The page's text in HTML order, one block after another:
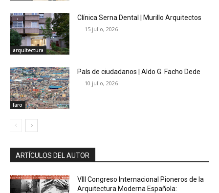
arquitectura
Clínica Serna Dental | Murillo Arquitectos
15 julio, 2026
faro
País de ciudadanos | Aldo G. Facho Dede
10 julio, 2026
ARTÍCULOS DEL AUTOR
VIII Congreso Internacional Pioneros de la
Arquitectura Moderna Española: